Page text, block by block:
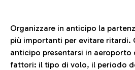
Organizzare in anticipo la
più importanti per evitare ritardi.
anticipo presentarsi in aeroporto
fattori: il tipo di volo, il periodo